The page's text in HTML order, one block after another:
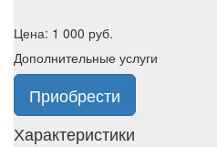
Цена: 1 000 руб.
Дополнительные услуги
Приобрести
Характеристики